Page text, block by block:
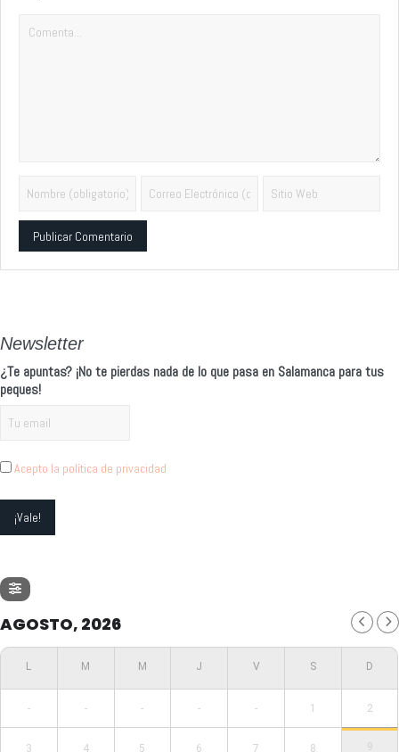
Newsletter
¿Te apuntas? ¡No te pierdas nada de lo que pasa en Salamanca para tus
peques!
Acepto la política de privacidad
AGOSTO, 2026
- - - - - 1 2
3 4 5 6 7 8 9